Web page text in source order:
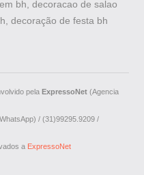
bh, decoracao de salao
decoração de festa bh
pelaExpressoNet (Agencia
/ (31)99295.9209 /
a ExpressoNet